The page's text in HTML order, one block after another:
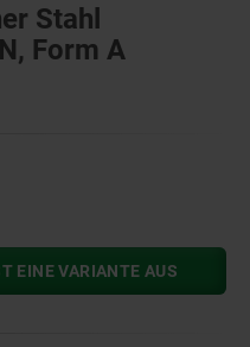
Stahl
Form A
EINE VARIANTE AUS